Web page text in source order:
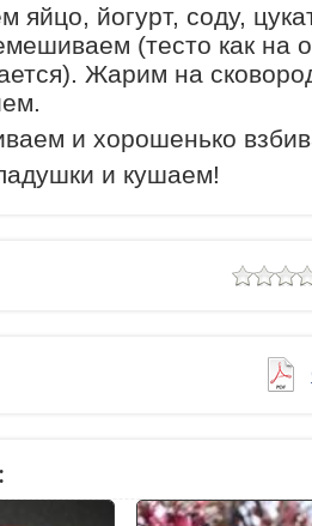
яйцо, йогурт, соду,
(тесто как на
Жарим на
и хорошенько
и кушаем!